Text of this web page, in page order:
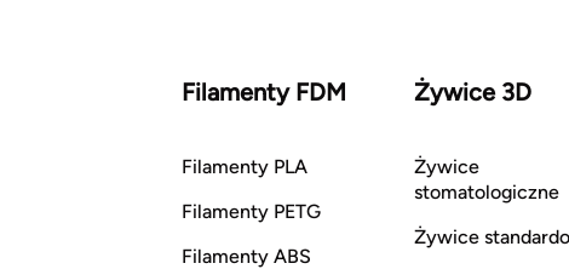
Filamenty FDM
Filamenty PLA
Filamenty PETG
Filamenty ABS
Żywice 3D
Żywice
stomatologiczne
Żywice